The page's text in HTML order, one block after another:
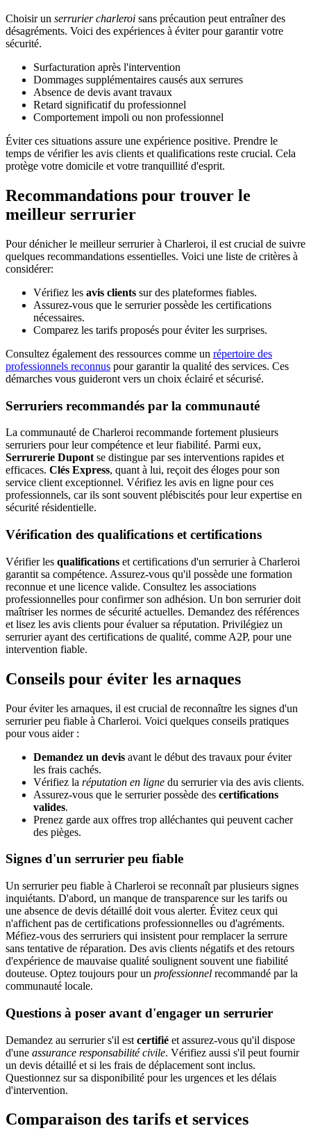
Choisir un serrurier charleroi sans précaution peut entraîner des
désagréments. Voici des expériences à éviter pour garantir votre
sécurité.
Surfacturation après l'intervention
Dommages supplémentaires causés aux serrures
Absence de devis avant travaux
Retard significatif du professionnel
Comportement impoli ou non professionnel
Éviter ces situations assure une expérience positive. Prendre le
temps de vérifier les avis clients et qualifications reste crucial. Cela
protège votre domicile et votre tranquillité d'esprit.
Recommandations pour trouver le
meilleur serrurier
Pour dénicher le meilleur serrurier à Charleroi, il est crucial de suivre
quelques recommandations essentielles. Voici une liste de critères à
considérer:
Vérifiez les avis clients sur des plateformes fiables.
Assurez-vous que le serrurier possède les certifications
nécessaires.
Comparez les tarifs proposés pour éviter les surprises.
Consultez également des ressources comme un répertoire des
professionnels reconnus pour garantir la qualité des services. Ces
démarches vous guideront vers un choix éclairé et sécurisé.
Serruriers recommandés par la communauté
La communauté de Charleroi recommande fortement plusieurs
serruriers pour leur compétence et leur fiabilité. Parmi eux,
Serrurerie Dupontse distingue par ses interventions rapides et
efficaces. Clés Express, quant à lui, reçoit des éloges pour son
service client exceptionnel. Vérifiez les avis en ligne pour ces
professionnels, car ils sont souvent plébiscités pour leur expertise en
sécurité résidentielle.
Vérification des qualifications et certifications
Vérifier les qualifications et certifications d'un serrurier à Charleroi
garantit sa compétence. Assurez-vous qu'il possède une formation
reconnue et une licence valide. Consultez les associations
professionnelles pour confirmer son adhésion. Un bon serrurier doit
maîtriser les normes de sécurité actuelles. Demandez des références
et lisez les avis clients pour évaluer sa réputation. Privilégiez un
serrurier ayant des certifications de qualité, comme A2P, pour une
intervention fiable.
Conseils pour éviter les arnaques
Pour éviter les arnaques, il est crucial de reconnaître les signes d'un
serrurier peu fiable à Charleroi. Voici quelques conseils pratiques
pour vous aider :
Demandez un devis avant le début des travaux pour éviter
les frais cachés.
Vérifiez la réputation en ligne du serrurier via des avis clients.
Assurez-vous que le serrurier possède des certifications
valides.
Prenez garde aux offres trop alléchantes qui peuvent cacher
des pièges.
Signes d'un serrurier peu fiable
Un serrurier peu fiable à Charleroi se reconnaît par plusieurs signes
inquiétants. D'abord, un manque de transparence sur les tarifs ou
une absence de devis détaillé doit vous alerter. Évitez ceux qui
n'affichent pas de certifications professionnelles ou d'agréments.
Méfiez-vous des serruriers qui insistent pour remplacer la serrure
sans tentative de réparation. Des avis clients négatifs et des retours
d'expérience de mauvaise qualité soulignent souvent une fiabilité
douteuse. Optez toujours pour un professionnel recommandé par la
communauté locale.
Questions à poser avant d'engager un serrurier
Demandez au serrurier s'il est certifié et assurez-vous qu'il dispose
d'une assurance responsabilité civile. Vérifiez aussi s'il peut fournir
un devis détaillé et si les frais de déplacement sont inclus.
Questionnez sur sa disponibilité pour les urgences et les délais
d'intervention.
Comparaison des tarifs et services